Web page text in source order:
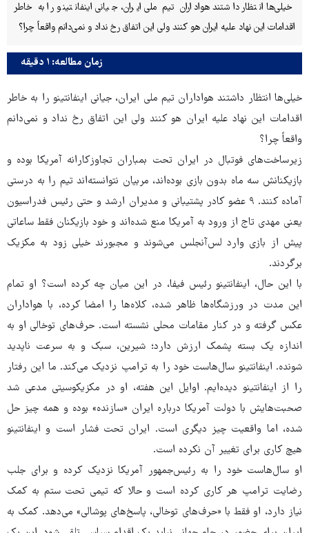
خیلی‌ها انتظار داشتند هواداران تیم ملی ایران، جیانی اینفانتینو را به خاطر
اقدامات این نهاد علیه ایران هو کنند ولی این اتفاق رخ نداد و نمی‌دانم واقعاً چرا؟
زمان مطالعه: ۱ دقیقه
خیلی‌ها انتظار داشتند هواداران تیم ملی ایران، جیانی اینفانتینو را به خاطر
اقدامات این نهاد علیه ایران هو کنند ولی این اتفاق رخ نداد و نمی‌دانم
واقعاً چرا؟
زیرساخت‌های فوتبال در ایران تحت بمباران تجاوزکارانه آمریکا بوده و
بازیکنانش سه ماه بدون بازی بوده‌اند، مربیان نتوانسته‌اند تیم را به درستی
آماده کنند. ۹ عضو کادر پشتیبانی و مدیران ارشد و حتی رئیس فدراسیون
یعنی مهدی تاج از ورود به آمریکا منع شده‌اند و خود بازیکنان فقط ساعاتی
پیش از بازی وارد لس‌آنجلس می‌شوند و مجبورند خیلی زود به مکزیک
برگردند.
با این حال، اینفانتینو رئیس فیفا، در این میان چه کرده است؟ او تمام
این مدت در ورزشگاه‌ها ظاهر شده، کلاه‌ها را امضا کرده، با هواداران
عکس گرفته و در کنار مقامات محلی نشسته است. حرف‌های توخالی او به
اندازه یک بسته پشمک ارزش دارد؛ شیرین، سبک و به سرعت ناپدید
شونده. اینفانتینو سال‌هاست خود را به ترامپ نزدیک می‌کند. ما این رفتار
را از اینفانتینو دیده‌ایم. اوایل این هفته، او در مکزیکوسیتی مدعی شد
صحبت‌هایش با دولت آمریکا درباره ایران «سازنده» بوده و همه چیز حل
شده، اما واقعیت چیز دیگری است. ایران تحت فشار است و اینفانتینو
هیچ کاری برای تغییر آن نکرده است.
او سال‌هاست خود را به رئیس‌جمهور آمریکا نزدیک کرده و برای جلب
رضایت ترامپ هر کاری کرده است و حالا که تیمی تحت ستم به کمک
نیاز دارد، او فقط با «حرف‌های توخالی، پاسخ‌های پوشالی» می‌دهد. کمک به